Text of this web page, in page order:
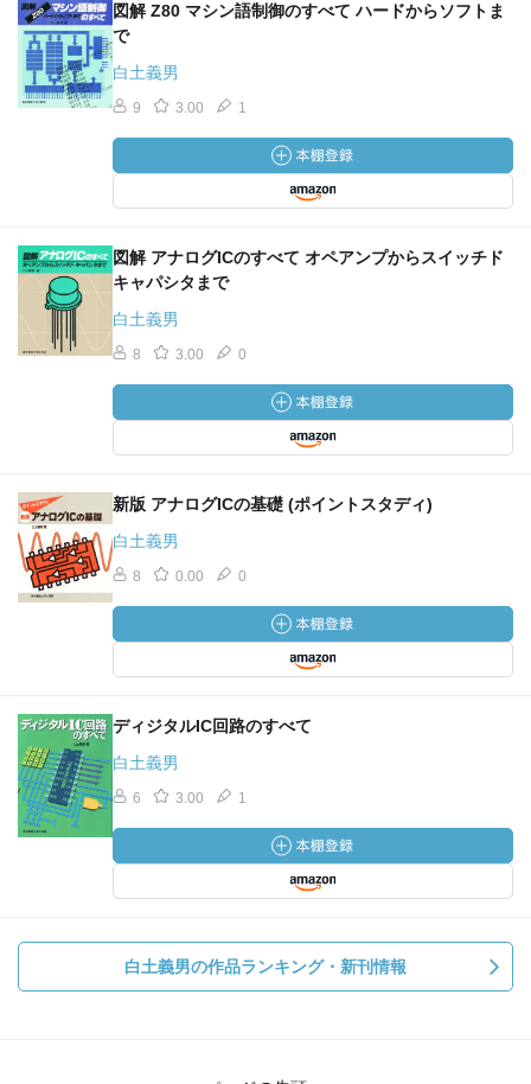
図解 Z80 マシン語制御のすべて ハードからソフトま
で
白土義男
9 3.00 1
図解 アナログICのすべて オペアンプからスイッチド
キャパシタまで
白土義男
8 3.00 0
新版 アナログICの基礎 (ポイントスタディ)
白土義男
8 0.00 0
ディジタルIC回路のすべて
白土義男
6 3.00 1
白土義男の作品ランキング・新刊情報